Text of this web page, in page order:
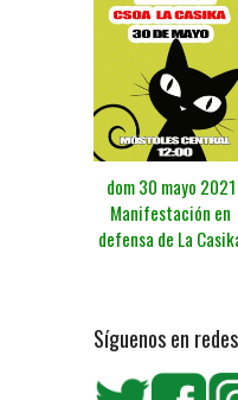
dom 30 mayo 2021
Manifestación en
defensa de La
Síguenos en